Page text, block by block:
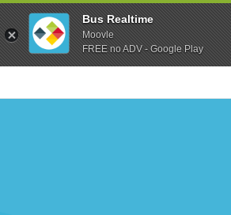
Bus Realtime
Moovle
FREE no ADV - Google Play